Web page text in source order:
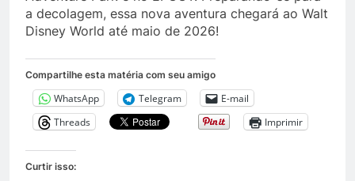
a decolagem, essa nova aventura chegará ao Walt
Disney World até maio de 2026!
Compartilhe esta matéria com seu amigo
WhatsApp Telegram
E-mail
Threads
Imprimir
Curtir isso: